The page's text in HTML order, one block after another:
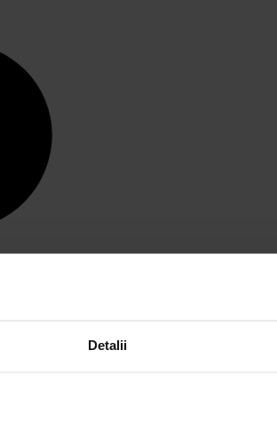
Detalii